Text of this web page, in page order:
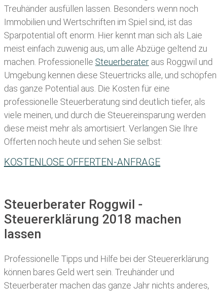
Treuhänder ausfüllen lassen . Besonders wenn noch
Immobilien und Wertschriften im Spiel sind, ist das
Sparpotential oft enorm. Hier kennt man sich als Laie
meist einfach zuwenig aus, um alle Abzüge geltend zu
machen. Professionelle Steuerberater aus Roggwil und
Umgebung kennen diese Steuertricks alle, und schöpfen
das ganze Potential aus. Die Kosten für eine
professionelle Steuerberatung sind deutlich tiefer, als
viele meinen, und durch die Steuereinsparung werden
diese meist mehr als amortisiert. Verlangen Sie Ihre
Offerten noch heute und sehen Sie selbst:
KOSTENLOSE OFFERTEN-ANFRAGE
Steuerberater Roggwil -
Steuererklärung 2018 machen
lassen
Professionelle Tipps und Hilfe bei der Steuererklärung
können bares Geld wert sein. Treuhänder und
Steuerberater machen das ganze Jahr nichts anderes,